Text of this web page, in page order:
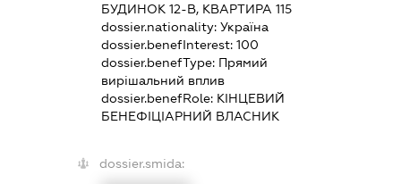
БУДИНОК 12-В, КВАРТИРА 115
dossier.nationality:Україна
dossier.benefInterest:100
dossier.benefType: Прямий
вирішальний вплив
dossier.benefRole: КІНЦЕВИЙ
БЕНЕФІЦІАРНИЙ ВЛАСНИК
dossier.smida: